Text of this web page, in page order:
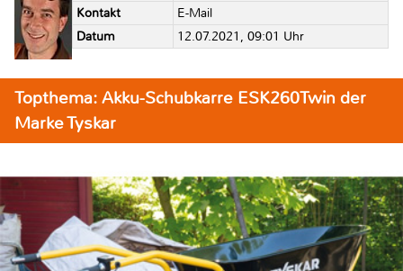
Kontakt
E-Mail
Datum
12.07.2021, 09:01 Uhr
Topthema: Akku-Schubkarre ESK260Twin der
Marke Tyskar